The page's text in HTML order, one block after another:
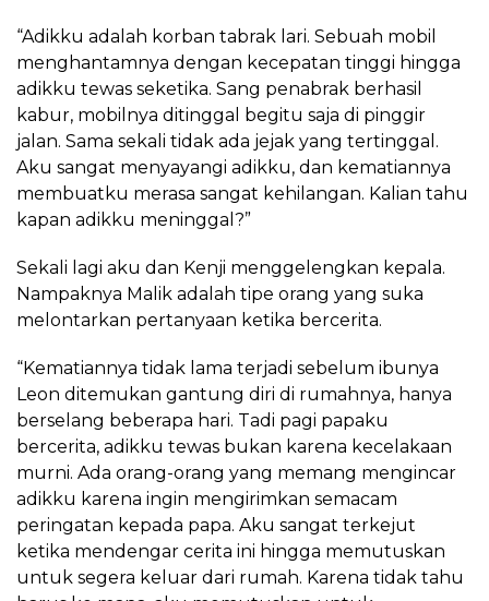
“Adikku adalah korban tabrak lari. Sebuah mobil
menghantamnya dengan kecepatan tinggi hingga
adikku tewas seketika. Sang penabrak berhasil
kabur, mobilnya ditinggal begitu saja di pinggir
jalan. Sama sekali tidak ada jejak yang tertinggal.
Aku sangat menyayangi adikku, dan kematiannya
membuatku merasa sangat kehilangan. Kalian tahu
kapan adikku meninggal?”
Sekali lagi aku dan Kenji menggelengkan kepala.
Nampaknya Malik adalah tipe orang yang suka
melontarkan pertanyaan ketika bercerita.
“Kematiannya tidak lama terjadi sebelum ibunya
Leon ditemukan gantung diri di rumahnya, hanya
berselang beberapa hari. Tadi pagi papaku
bercerita, adikku tewas bukan karena kecelakaan
murni. Ada orang-orang yang memang mengincar
adikku karena ingin mengirimkan semacam
peringatan kepada papa. Aku sangat terkejut
ketika mendengar cerita ini hingga memutuskan
untuk segera keluar dari rumah. Karena tidak tahu